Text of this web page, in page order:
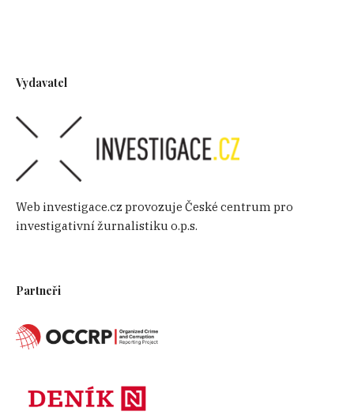
Vydavatel
Web investigace.cz provozuje České centrum pro
investigativní žurnalistiku o.p.s.
Partneři